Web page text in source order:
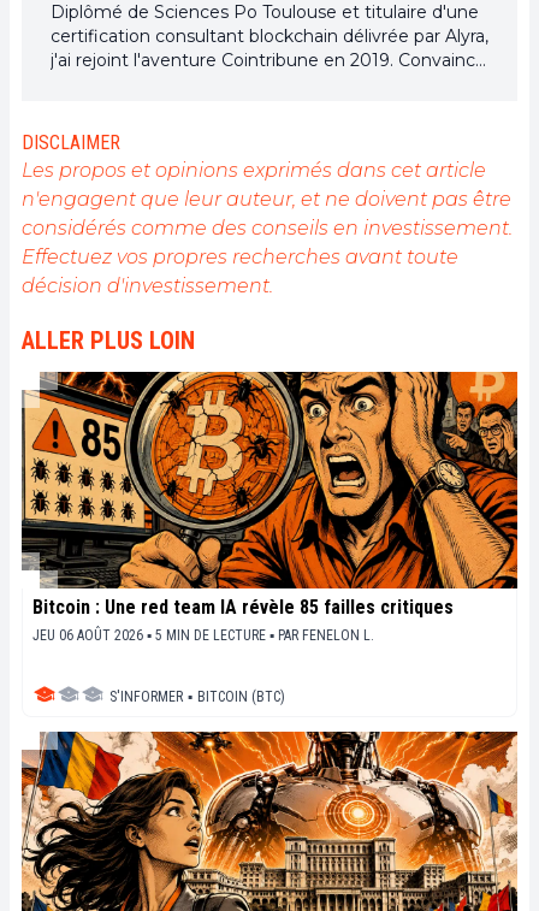
Diplômé de Sciences Po Toulouse et titulaire d'une
certification consultant blockchain délivrée par Alyra,
j'ai rejoint l'aventure Cointribune en 2019. Convaincu
l'engagement de sensibiliser et d'informer le grand
public sur cet écosystème en constante évolution.
Mon objectif est de permettre à chacun de mieux
comprendre la blockchain et de saisir les
opportunités qu'elle offre. Je m'efforce chaque jour
de fournir une analyse objective de l'actualité, de
décrypter les tendances du marché, de relayer les
sociétaux de cette révolution en marche.
DISCLAIMER
Les propos et opinions exprimés dans cet article
n'engagent que leur auteur, et ne doivent pas être
considérés comme des conseils en investissement.
Effectuez vos propres recherches avant toute
décision d'investissement.
ALLER PLUS LOIN
Bitcoin : Une red team IA révèle 85 failles critiques
JEU 06 AOÛT 2026 ▪ 5 MIN DE LECTURE ▪ PAR FENELON L.
S'INFORMER ▪ BITCOIN (BTC)